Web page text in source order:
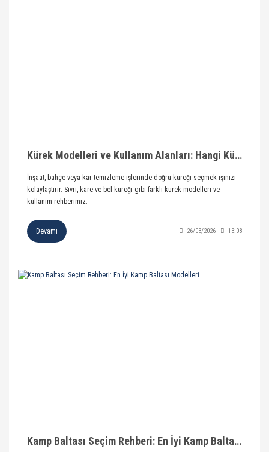
Kürek Modelleri ve Kullanım Alanları: Hangi Kürek Nerede Kullanılır?
İnşaat, bahçe veya kar temizleme işlerinde doğru küreği seçmek işinizi
kolaylaştırır. Sivri, kare ve bel küreği gibi farklı kürek modelleri ve
kullanım rehberimiz.
Devamı 26/03/2026 13:08
Kamp Baltası Seçim Rehberi: En İyi Kamp Baltası Modelleri